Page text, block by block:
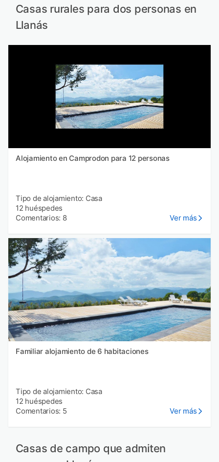
Casas rurales para dos personas en
Llanás
Alojamiento en Camprodon para 12 personas
Tipo de alojamiento: Casa
12 huéspedes
Comentarios: 8
Ver más
Familiar alojamiento de 6 habitaciones
Tipo de alojamiento: Casa
12 huéspedes
Comentarios: 5
Ver más
Casas de campo que admiten